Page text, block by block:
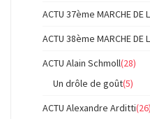
ACTU 37ème MARCHE DE
ACTU 38ème MARCHE DE
ACTU Alain Schmoll(28)
Un drôle de goût(5)
ACTU Alexandre Arditti(26)